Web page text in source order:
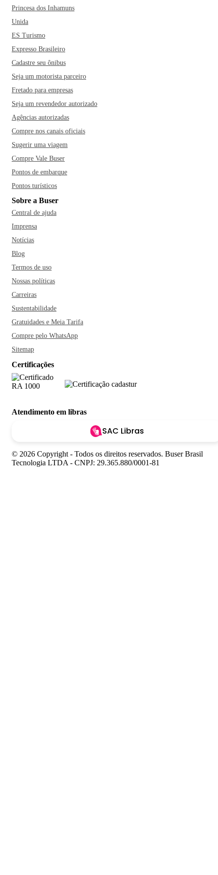
Princesa dos Inhamuns
Unida
ES Turismo
Expresso Brasileiro
Cadastre seu ônibus
Seja um motorista parceiro
Fretado para empresas
Seja um revendedor autorizado
Agências autorizadas
Compre nos canais oficiais
Sugerir uma viagem
Compre Vale Buser
Pontos de embarque
Pontos turísticos
Sobre a Buser
Central de ajuda
Imprensa
Notícias
Blog
Termos de uso
Nossas políticas
Carreiras
Sustentabilidade
Gratuidades e Meia Tarifa
Compre pelo WhatsApp
Sitemap
Certificações
Atendimento em libras
SAC Libras
© 2026 Copyright - Todos os direitos reservados. Buser Brasil
Tecnologia LTDA - CNPJ: 29.365.880/0001-81